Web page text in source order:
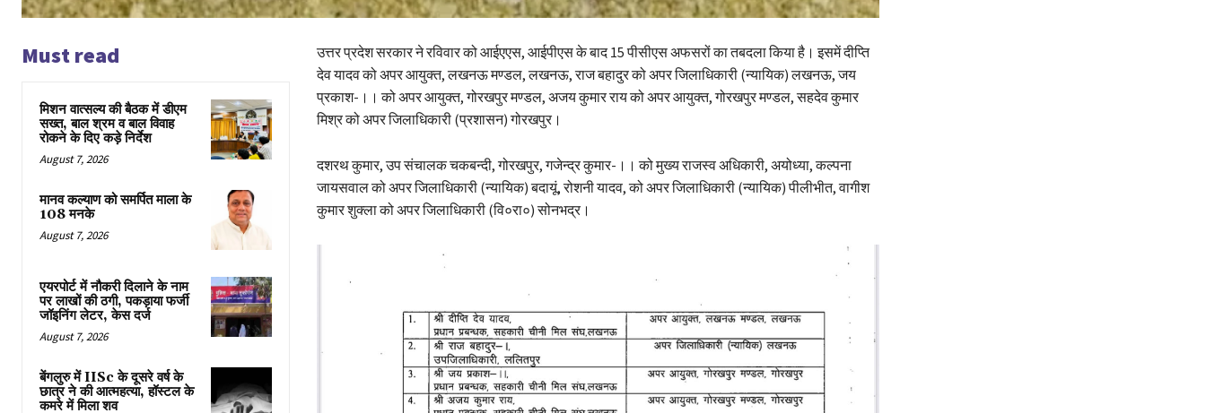
Must read
मिशन वात्सल्य की बैठक में डीएम
सख्त, बाल श्रम व बाल विवाह
रोकने के दिए कड़े निर्देश
August 7, 2026
मानव कल्याण को समर्पित माला के
108 मनके
August 7, 2026
एयरपोर्ट में नौकरी दिलाने के नाम
पर लाखों की ठगी, पकड़ाया फर्जी
जॉइनिंग लेटर, केस दर्ज
August 7, 2026
बेंगलुरु में IISc के दूसरे वर्ष के
छात्र ने की आत्महत्या, हॉस्टल के
कमरे में मिला शव
उत्तर प्रदेश सरकार ने रविवार को आईएएस, आईपीएस के बाद 15 पीसीएस अफसरों का तबदला किया है। इसमें दीप्ति
देव यादव को अपर आयुक्त, लखनऊ मण्डल, लखनऊ, राज बहादुर को अपर जिलाधिकारी (न्यायिक) लखनऊ, जय
प्रकाश-।। को अपर आयुक्त, गोरखपुर मण्डल, अजय कुमार राय को अपर आयुक्त, गोरखपुर मण्डल, सहदेव कुमार
मिश्र को अपर जिलाधिकारी (प्रशासन) गोरखपुर।
दशरथ कुमार, उप संचालक चकबन्दी, गोरखपुर, गजेन्द्र कुमार-।। को मुख्य राजस्व अधिकारी, अयोध्या, कल्पना
जायसवाल को अपर जिलाधिकारी (न्यायिक) बदायूं, रोशनी यादव, को अपर जिलाधिकारी (न्यायिक) पीलीभीत, वागीश
कुमार शुक्ला को अपर जिलाधिकारी (वि०रा०) सोनभद्र।